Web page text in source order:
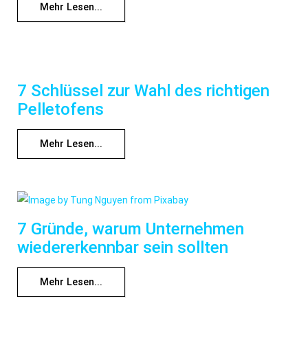
Mehr Lesen...
7 Schlüssel zur Wahl des richtigen
Pelletofens
Mehr Lesen...
7 Gründe, warum Unternehmen
wiedererkennbar sein sollten
Mehr Lesen...